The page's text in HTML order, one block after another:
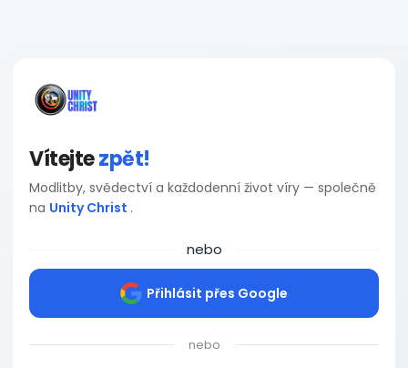
Vítejtezpět!
Modlitby, svědectví a každodenní život víry — společně
na Unity Christ .
nebo
Přihlásit přes Google
nebo